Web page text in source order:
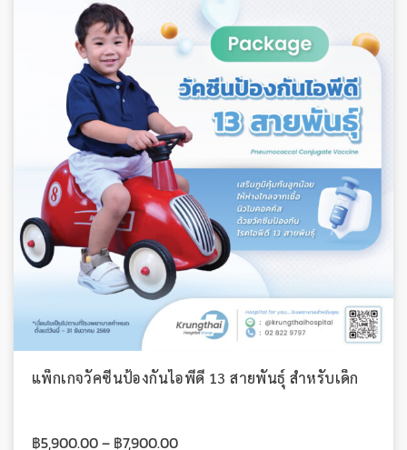
แพ็กเกจวัคซีนป้องกันไอพีดี 13 สายพันธุ์ สำหรับเด็ก
฿5,900.00– ฿7,900.00